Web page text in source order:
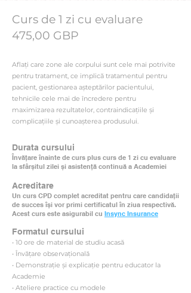
Curs de 1 zi cu evaluare
475,00 GBP
Aflați care zone ale corpului sunt cele mai potrivite
pentru tratament, ce implică tratamentul pentru
pacient, gestionarea așteptărilor pacientului,
tehnicile cele mai de încredere pentru
maximizarea rezultatelor, contraindicațiile și
complicațiile și cunoașterea produsului.
Durata cursului
Învățare înainte de curs plus curs de 1 zi cu evaluare
la sfârșitul zilei și asistență continuă a Academiei
Acreditare
Un curs CPD complet acreditat pentru care candidații
de succes își vor primi certificatul în ziua respectivă.
Acest curs este asigurabil cu Insync Insurance
Formatul cursului
• 10 ore de material de studiu acasă
• Învățare observațională
• Demonstrație și explicație pentru educator la
Academie
• Ateliere practice cu modele